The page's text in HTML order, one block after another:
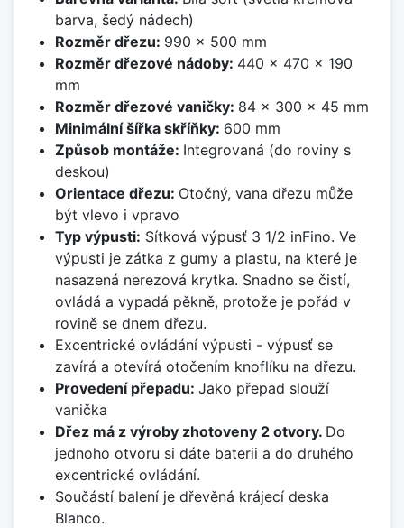
barva, šedý nádech)
Rozměr dřezu: 990 x 500 mm
Rozměr dřezové nádoby: 440 x 470 x 190
mm
Rozměr dřezové vaničky: 84 x 300 x 45 mm
Minimální šířka skříňky: 600 mm
Způsob montáže: Integrovaná (do roviny s
deskou)
Orientace dřezu: Otočný, vana dřezu může
být vlevo i vpravo
Typ výpusti: Sítková výpusť 3 1/2 inFino. Ve
výpusti je zátka z gumy a plastu, na které je
nasazená nerezová krytka. Snadno se čistí,
ovládá a vypadá pěkně, protože je pořád v
rovině se dnem dřezu.
Excentrické ovládání výpusti - výpusť se
zavírá a otevírá otočením knoflíku na dřezu.
Provedení přepadu: Jako přepad slouží
vanička
Dřez má z výroby zhotoveny 2 otvory. Do
jednoho otvoru si dáte baterii a do druhého
excentrické ovládání.
Součástí balení je dřevěná krájecí deska
Blanco.